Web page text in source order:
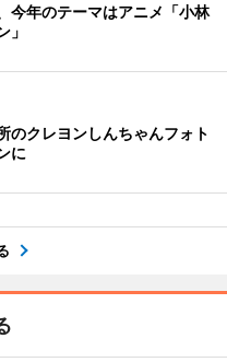
今年のテーマはアニメ「小林
」
のクレヨンしんちゃんフォト
に